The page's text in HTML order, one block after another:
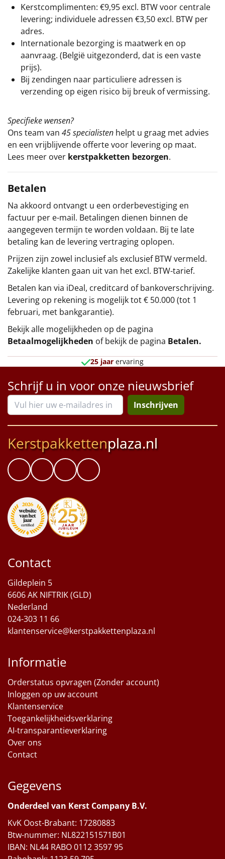
Kerstcomplimenten: €9,95 excl. BTW voor centrale
levering; individuele adressen €3,50 excl. BTW per
adres.
Internationale bezorging is maatwerk en op
aanvraag. (België uitgezonderd, dat is een vaste
prijs).
Bij zendingen naar particuliere adressen is
verzending op eigen risico bij breuk of vermissing.
Specifieke wensen?
Ons team van 45 specialisten helpt u graag met advies
en een vrijblijvende offerte voor levering op maat.
Lees meer over kerstpakketten bezorgen.
Betalen
Na akkoord ontvangt u een orderbevestiging en
factuur per e-mail. Betalingen dienen binnen de
aangegeven termijn te worden voldaan. Bij te late
betaling kan de levering vertraging oplopen.
Prijzen zijn zowel inclusief als exclusief BTW vermeld.
Zakelijke klanten gaan uit van het excl. BTW-tarief.
Betalen kan via iDeal, creditcard of bankoverschrijving.
Levering op rekening is mogelijk tot € 50.000 (tot 1
februari, met bankgarantie).
Bekijk alle mogelijkheden op de pagina
Betaalmogelijkheden of bekijk de pagina Betalen.
25 jaar ervaring
Schrijf u in voor onze nieuwsbrief
Inschrijven
Kerstpakkettenplaza.nl
Contact
Gildeplein 5
6606 AK NIFTRIK (GLD)
Nederland
024-303 11 66
klantenservice@kerstpakkettenplaza.nl
Informatie
Orderstatus opvragen (Zonder account)
Inloggen op uw account
Klantenservice
Toegankelijkheidsverklaring
AI-transparantieverklaring
Over ons
Contact
Gegevens
Onderdeel van Kerst Company B.V.
KvK Oost-Brabant: 17280883
Btw-nummer: NL822151571B01
IBAN: NL44 RABO 0112 3597 95